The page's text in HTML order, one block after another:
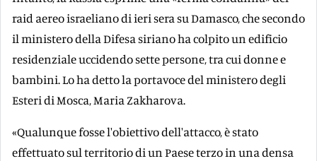
raid aereo israeliano di ieri sera su Damasco, che secondo
il ministero della Difesa siriano ha colpito un edificio
residenziale uccidendo sette persone, tra cui donne e
bambini. Lo ha detto la portavoce del ministero degli
Esteri di Mosca, Maria Zakharova.
«Qualunque fosse l'obiettivo dell'attacco, è stato
effettuato sul territorio di un Paese terzo in una densa